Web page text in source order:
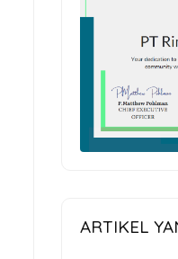
ARTIKEL